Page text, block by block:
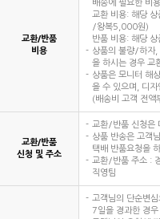
교환/반품
비용
배송에 필요한 비
교환 비용: 해당
/왕복5,000원)
반품 비용: 해당
상품의 불량/하자,
을 하시는 경우 교
상품은 모니터 해
을 수 있으며, 디자
(배송비 고객 전액
교환/반품
신청 및 주소
교환/반품 신청은
상품 반송은 고객
택배 반품요청을
교환/반품 주소 :
직영팀
고객님의 단순변
7일을 경과한 경우